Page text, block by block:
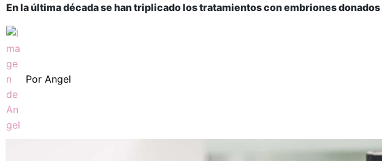
En la última década se han triplicado los tratamientos con embriones donados
Por Angel